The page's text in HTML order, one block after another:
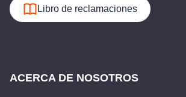
Libro de reclamaciones
ACERCA DE NOSOTROS